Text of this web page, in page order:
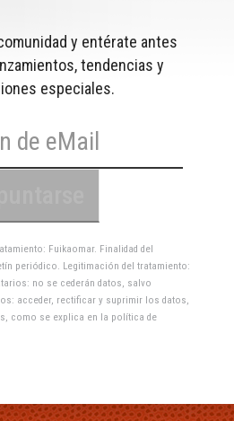
y entérate antes
tendencias y
especiales.
Fuikaomar. Finalidad del
periódico. Legitimación del tratamiento:
no se cederán datos, salvo
acceder, rectificar y suprimir los datos,
como se explica en la política de